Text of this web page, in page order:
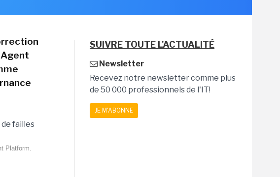
Platform.
SUIVRE TOUTE L'ACTUALITÉ
Newsletter
Recevez notre newsletter comme plus
de 50 000 professionnels de l'IT!
JE M'ABONNE